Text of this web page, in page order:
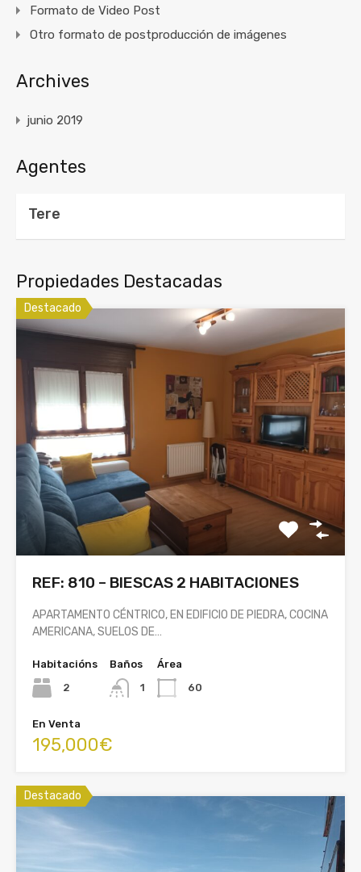
Formato de Video Post
Otro formato de postproducción de imágenes
Archives
junio 2019
Agentes
Tere
Propiedades Destacadas
Destacado
REF: 810 – BIESCAS 2 HABITACIONES
APARTAMENTO CÉNTRICO, EN EDIFICIO DE PIEDRA, COCINA
AMERICANA, SUELOS DE…
Habitacións
2
Baños
1
Área
60
En Venta
195,000€
Destacado